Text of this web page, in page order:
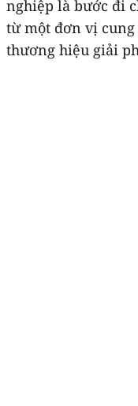
nghiệp là bước đi
từ một đơn vị cung
thương hiệu giải